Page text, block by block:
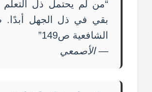
“من لم يحتمل ذل التعلم
بقي في ذل الجهل أبدًا.
الشافعية ص149”
—الأصمعي